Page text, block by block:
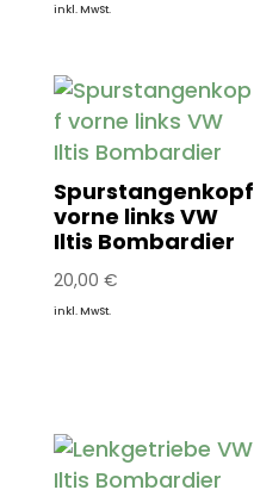
inkl. MwSt.
Spurstangenkopf
vorne links VW
Iltis Bombardier
20,00 €
inkl. MwSt.